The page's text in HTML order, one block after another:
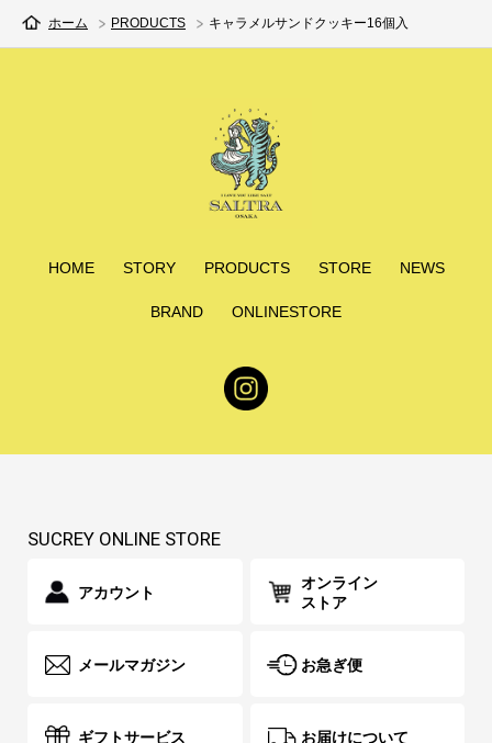
ホーム PRODUCTS キャラメルサンドクッキー16個入
HOME STORY PRODUCTS STORE NEWS
BRAND ONLINESTORE
SUCREY ONLINE STORE
アカウント
オンライン
ストア
メールマガジン お急ぎ便
ギフトサービス お届けについて